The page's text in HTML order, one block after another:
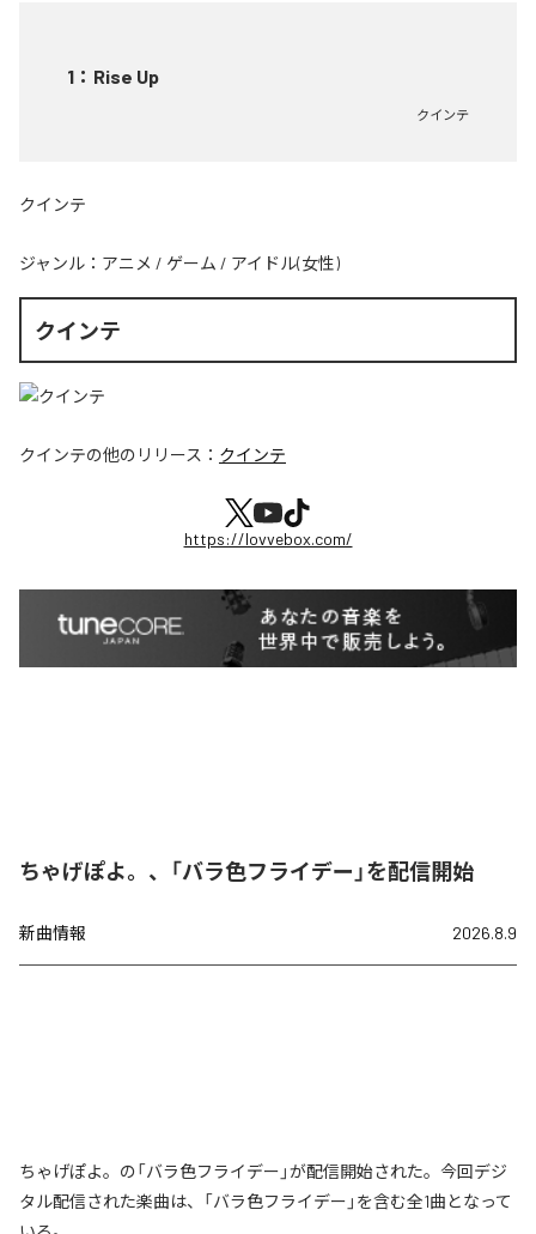
1 ： Rise Up
クインテ
クインテ
ジャンル： アニメ / ゲーム / アイドル(女性)
クインテ
クインテの他のリリース： クインテ
https://lovvebox.com/
ちゃげぽよ。、「バラ色フライデー」を配信開始
新曲情報 2026.8.9
ちゃげぽよ。の「バラ色フライデー」が配信開始された。今回デジ
タル配信された楽曲は、「バラ色フライデー」を含む全1曲となって